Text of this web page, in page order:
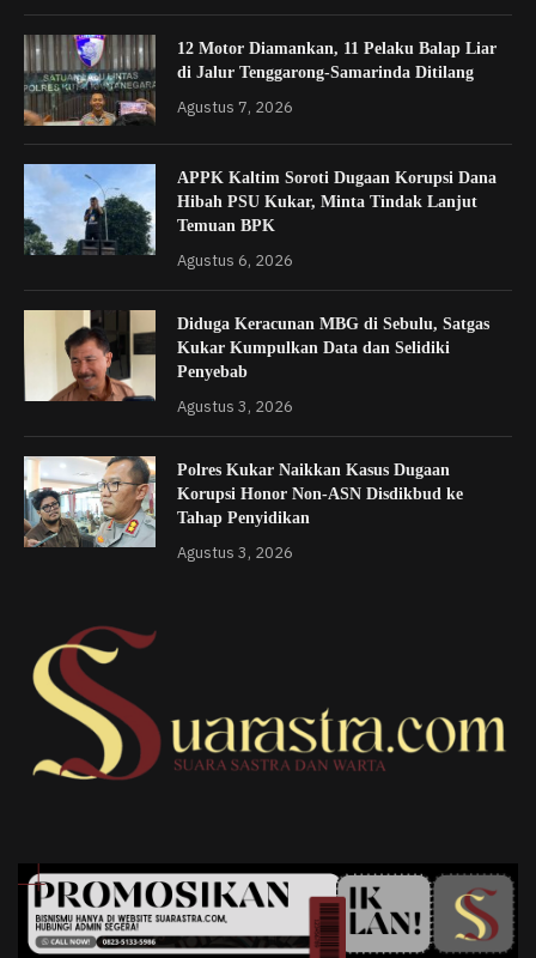
12 Motor Diamankan, 11 Pelaku Balap Liar
di Jalur Tenggarong-Samarinda Ditilang
Agustus 7, 2026
APPK Kaltim Soroti Dugaan Korupsi Dana
Hibah PSU Kukar, Minta Tindak Lanjut
Temuan BPK
Agustus 6, 2026
Diduga Keracunan MBG di Sebulu, Satgas
Kukar Kumpulkan Data dan Selidiki
Penyebab
Agustus 3, 2026
Polres Kukar Naikkan Kasus Dugaan
Korupsi Honor Non-ASN Disdikbud ke
Tahap Penyidikan
Agustus 3, 2026